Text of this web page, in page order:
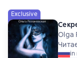
Exclusive
Olga
in